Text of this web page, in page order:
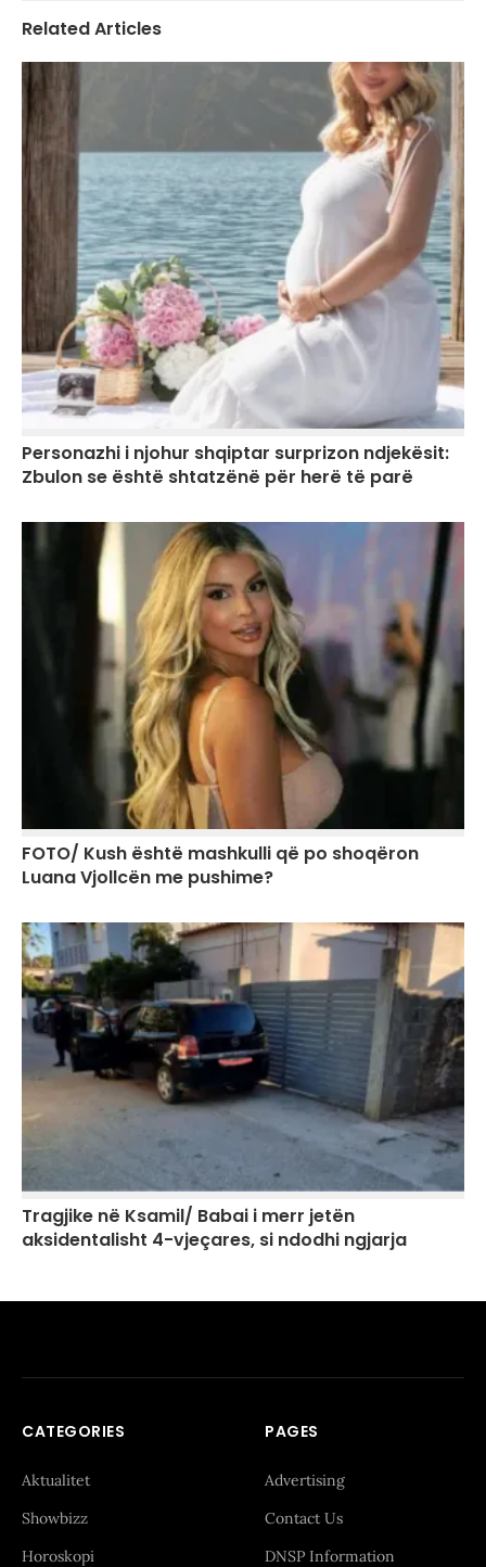
Related Articles
Personazhi i njohur shqiptar surprizon ndjekësit:
Zbulon se është shtatzënë për herë të parë
FOTO/ Kush është mashkulli që po shoqëron
Luana Vjollcën me pushime?
Tragjike në Ksamil/ Babai i merr jetën
aksidentalisht 4-vjeçares, si ndodhi ngjarja
CATEGORIES
Aktualitet
Showbizz
Horoskopi
PAGES
Advertising
Contact Us
DNSP Information